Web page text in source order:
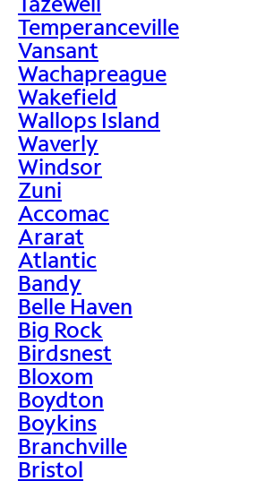
Temperanceville
Vansant
Wachapreague
Wakefield
Wallops Island
Waverly
Windsor
Zuni
Accomac
Ararat
Atlantic
Bandy
Belle Haven
Big Rock
Birdsnest
Bloxom
Boydton
Boykins
Branchville
Bristol